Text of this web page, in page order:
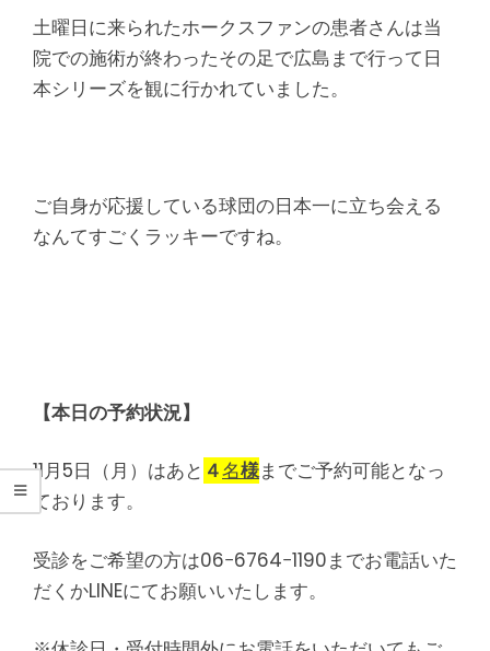
ら
ヤ
シ
タ
院
土曜日に来られたホークスファンの患者さんは当
院での施術が終わったその足で広島まで行って日
本シリーズを観に行かれていました。
ご自身が応援している球団の日本一に立ち会える
なんてすごくラッキーですね。
【本日の予約状況】
11月5日（月）はあと ４名様までご予約可能となっ
ております。
受診をご希望の方は06−6764−1190までお電話いた
だくかLINEにてお願いいたします。